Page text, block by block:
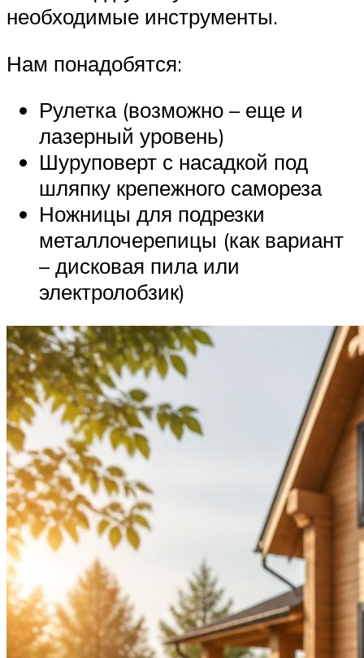
необходимые инструменты.
Нам понадобятся:
Рулетка (возможно – еще и
лазерный уровень)
Шуруповерт с насадкой под
шляпку крепежного самореза
Ножницы для подрезки
металлочерепицы (как вариант
– дисковая пила или
электролобзик)